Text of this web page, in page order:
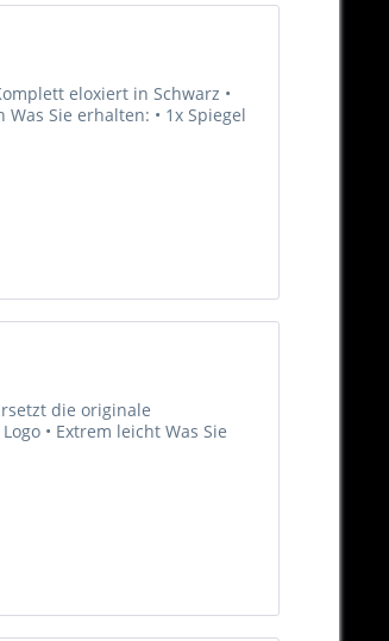
eloxiert in Schwarz •
Sie erhalten: • 1x Spiegel
die originale
• Extrem leicht Was Sie